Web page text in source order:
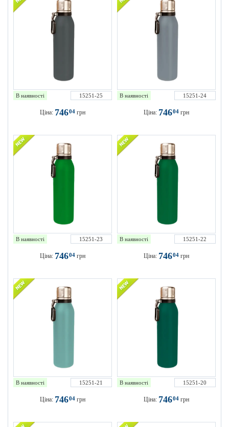
В наявності 15251-25
Ціна: 74604 грн
В наявності 15251-24
Ціна: 74604 грн
В наявності 15251-23
Ціна: 74604 грн
В наявності 15251-22
Ціна: 74604 грн
В наявності 15251-21
Ціна: 74604 грн
В наявності 15251-20
Ціна: 74604 грн